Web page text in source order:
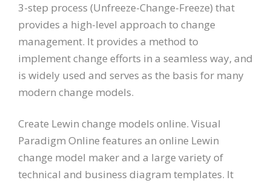
3-step process (Unfreeze-Change-Freeze) that
provides a high-level approach to change
management. It provides a method to
implement change efforts in a seamless way, and
is widely used and serves as the basis for many
modern change models.
Create Lewin change models online. Visual
Paradigm Online features an online Lewin
change model maker and a large variety of
technical and business diagram templates. It